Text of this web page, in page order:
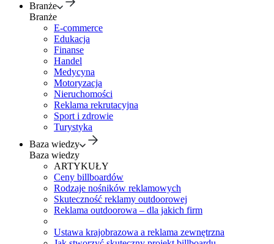
Branże
Branże
E-commerce
Edukacja
Finanse
Handel
Medycyna
Motoryzacja
Nieruchomości
Reklama rekrutacyjna
Sport i zdrowie
Turystyka
Baza wiedzy
Baza wiedzy
ARTYKUŁY
Ceny billboardów
Rodzaje nośników reklamowych
Skuteczność reklamy outdoorowej
Reklama outdoorowa – dla jakich firm
Ustawa krajobrazowa a reklama zewnętrzna